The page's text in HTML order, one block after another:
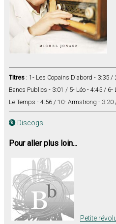
Titres : 1- Les Copains D'abord - 3:35 /
Bancs Publics - 3:01 / 5- Léo - 4:45 / 6-
Le Temps - 4:56 / 10- Armstrong -
Discogs
Pour aller plus loin...
Petite